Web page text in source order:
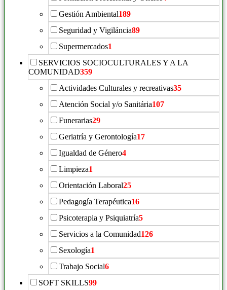
Gestión Ambiental189
Seguridad y Vigiláncia89
Supermercados1
SERVICIOS SOCIOCULTURALES Y A LA
COMUNIDAD359
Actividades Culturales y recreativas35
Atención Social y/o Sanitária107
Funerarias29
Geriatría y Gerontología17
Igualdad de Género4
Limpieza1
Orientación Laboral25
Pedagogía Terapéutica16
Psicoterapia y Psiquiatría5
Servicios a la Comunidad126
Sexología1
Trabajo Social6
SOFT SKILLS99